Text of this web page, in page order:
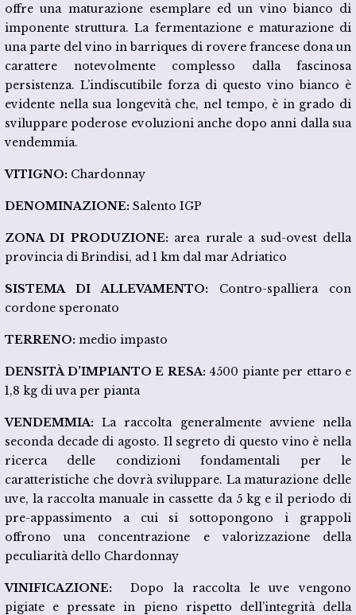
offre una maturazione esemplare ed un vino bianco di
imponente struttura. La fermentazione e maturazione di
una parte del vino in barriques di rovere francese dona un
carattere notevolmente complesso dalla fascinosa
persistenza. L’indiscutibile forza di questo vino bianco è
evidente nella sua longevità che, nel tempo, è in grado di
sviluppare poderose evoluzioni anche dopo anni dalla sua
vendemmia.
VITIGNO: Chardonnay
DENOMINAZIONE: Salento IGP
ZONA DI PRODUZIONE: area rurale a sud-ovest della
provincia di Brindisi, ad 1 km dal mar Adriatico
SISTEMA DI ALLEVAMENTO: Contro-spalliera con
cordone speronato
TERRENO: medio impasto
DENSITÀ D’IMPIANTO E RESA: 4500 piante per ettaro e
1,8 kg di uva per pianta
VENDEMMIA: La raccolta generalmente avviene nella
seconda decade di agosto. Il segreto di questo vino è nella
ricerca delle condizioni fondamentali per le
caratteristiche che dovrà sviluppare. La maturazione delle
uve, la raccolta manuale in cassette da 5 kg e il periodo di
pre-appassimento a cui si sottopongono i grappoli
offrono una concentrazione e valorizzazione della
peculiarità dello Chardonnay
VINIFICAZIONE: Dopo la raccolta le uve vengono
pigiate e pressate in pieno rispetto dell’integrità della